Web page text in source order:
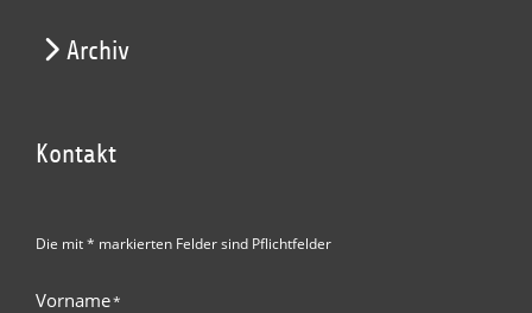
Archiv
Kontakt
Die mit * markierten Felder sind Pflichtfelder
Vorname*